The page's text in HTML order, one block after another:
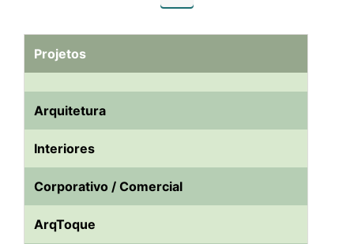
Projetos
Arquitetura
Interiores
Corporativo / Comercial
ArqToque